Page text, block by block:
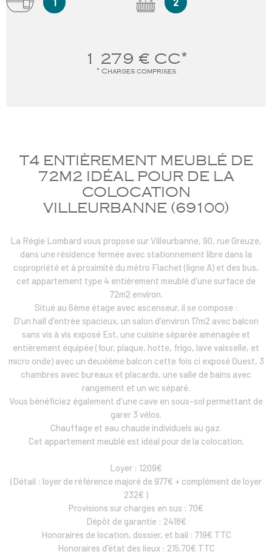
1 279 € CC*
* Charges comprises
T4 ENTIÈREMENT MEUBLÉ DE
72M2 IDÉAL POUR DE LA
COLOCATION
VILLEURBANNE (69100)
La Régie Lombard vous propose sur Villeurbanne, 90, rue Greuze,
dans une résidence fermée avec stationnement libre dans la
copropriété et à proximité du métro Flachet (ligne A) et des bus,
cet appartement type 4 entièrement meublé d'une surface de
72m2 environ.
Situé au 6ème étage avec ascenseur, il se compose :
D'un hall d'entrée spacieux, un salon d'environ 17m2 avec balcon
sans vis à vis exposé Est, une cuisine séparée aménagée et
entièrement équipée (four, plaque, hotte, frigo, lave vaisselle, et
micro onde) avec un deuxième balcon cette fois ci exposé Ouest, 3
chambres avec bureaux et placards, une salle de bains avec
rangement et un wc séparé.
Vous bénéficiez également d'une cave en sous-sol permettant de
garer 3 vélos.
Chauffage et eau chaude individuels au gaz.
Cet appartement meublé est idéal pour de la colocation.
Loyer : 1209€
(Détail : loyer de référence majoré de 977€ + complément de loyer
232€ )
Provisions sur charges en sus : 70€
Dépôt de garantie : 2418€
Honoraires de location, dossier, et bail : 719€ TTC
Honoraires d'état des lieux : 215.70€ TTC